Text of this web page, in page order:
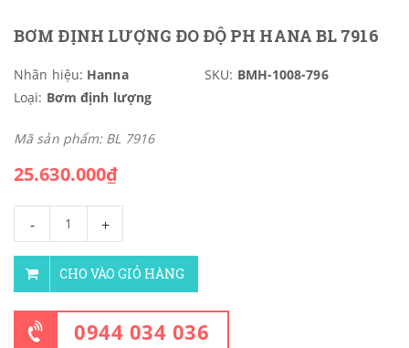
BƠM ĐỊNH LƯỢNG ĐO ĐỘ PH HANA BL 7916
Nhãn hiệu: Hanna SKU: BMH-1008-796
Loại: Bơm định lượng
Mã sản phẩm: BL 7916
25.630.000₫
- +
CHO VÀO GIỎ HÀNG
0944 034 036